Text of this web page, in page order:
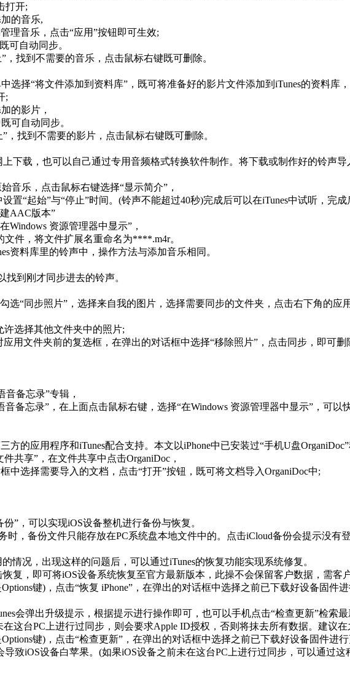
打开;
的音乐,
理音乐，点击“应用”按钮即可生效;
可自动同步。
，找到不需要的音乐，点击鼠标右键既可删除。
选择“将文件添加到资料库”，既可将准备好的影片文件添加到iTunes的资料库，
;
的影片，
可自动同步。
，找到不需要的影片，点击鼠标右键既可删除。
下载，也可以自己通过专用音频格式转换软件制作。将下载或制作好的铃声导
音乐，点击鼠标右键选择“显示简介”，
置“起始”与“停止”时间。(铃声不能超过40秒)完成后可以在iTunes中试听，完成
AAC版本”
Windows 资源管理器中显示”，
件，将文件扩展名重命名为****.m4r。
资料库里的铃声中，操作方法与添加音乐相同。
找到刚才同步进去的铃声。
选“同步照片”，选择来自我的图片，选择需要同步的文件夹，点击右下角的
许选择其他文件夹中的照片;
用文件夹前的复选框，在弹出的对话框中选择“移除照片”，点击同步，即可删
音备忘录”专辑，
备忘录”，在上面点击鼠标右键，选择“在Windows 资源管理器中显示”，可以
的应用程序和iTunes配合支持。本文以iPhone中已安装过“手机U盘OrganiDoc”
共享”，在文件共享中点击OrganiDoc，
中选择需要导入的文档，点击“打开”按钮，既可将文档导入OrganiDoc中;
”，可以实现iOS设备整机进行备份与恢复。
时，备份文件只能存放在PC系统盘本地文件中的。点击iCloud备份会提示没有登
情况，出现这样的问题后，可以通过iTunes的恢复功能实现系统修复。
恢复，即可将iOS设备系统恢复至官方最新版本，此操不会保留客户数据，需客
键)，点击“恢复 iPhone”，在弹出的对话框中选择之前已下载好设备固件
会弹出升级提示，根据提示进行操作即可，也可以手机点击“检查更新”检索
这台PC上进行过同步，则会要求Apple ID授权，否则将抹去所有数据。建议
键)，点击“检查更新”，在弹出的对话框中选择之前已下载好设备固件进
致iOS设备白苹果。(如果iOS设备之前未在这台PC上进行过同步，可以通过